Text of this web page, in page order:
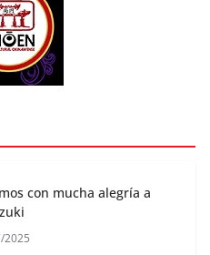
con mucha alegría a
2025